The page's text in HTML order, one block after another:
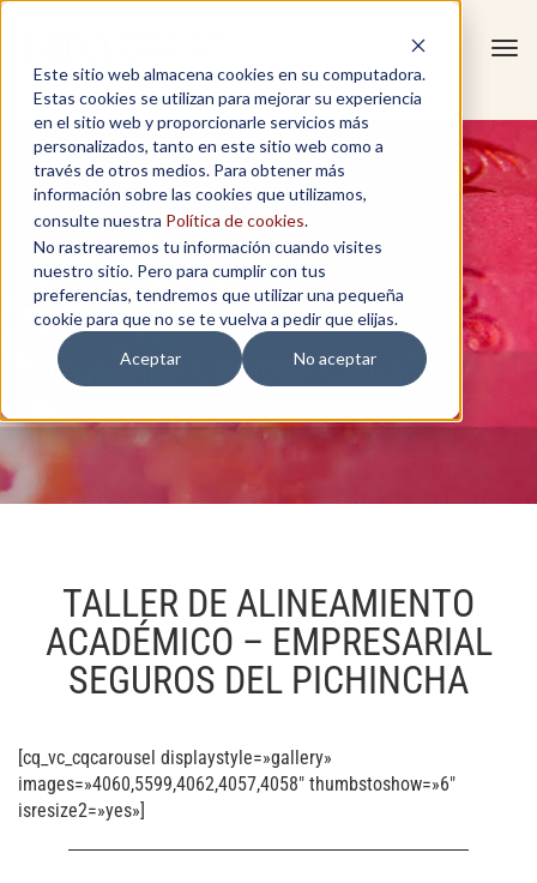
Este sitio web almacena cookies en su computadora.
Estas cookies se utilizan para mejorar su experiencia
en el sitio web y proporcionarle servicios más
personalizados, tanto en este sitio web como a
través de otros medios. Para obtener más
información sobre las cookies que utilizamos,
consulte nuestra Política de cookies.
No rastrearemos tu información cuando visites
nuestro sitio. Pero para cumplir con tus
preferencias, tendremos que utilizar una pequeña
cookie para que no se te vuelva a pedir que elijas.
Aceptar
No aceptar
REUNIONES EMPRESARIALES
TALLER DE ALINEAMIENTO
ACADÉMICO – EMPRESARIAL
SEGUROS DEL PICHINCHA
[cq_vc_cqcarousel displaystyle=»gallery»
images=»4060,5599,4062,4057,4058″ thumbstoshow=»6″
isresize2=»yes»]